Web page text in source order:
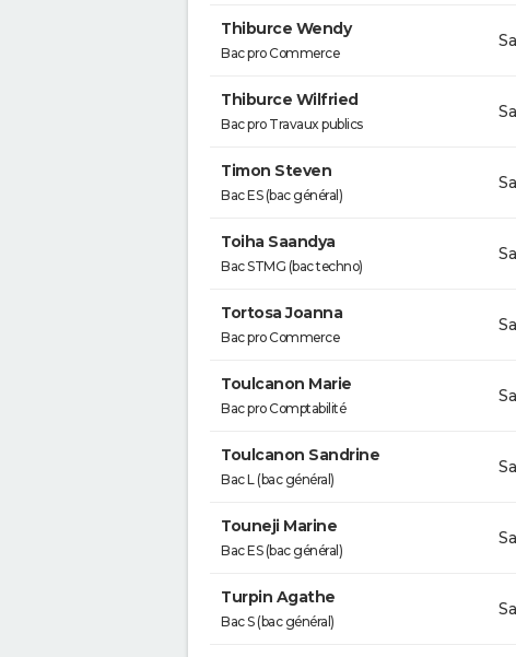
Thiburce Wendy
Bac pro Commerce
Thiburce Wilfried
Bac pro Travaux publics
Timon Steven
Bac ES (bac général)
Toiha Saandya
Bac STMG (bac techno)
Tortosa Joanna
Bac pro Commerce
Toulcanon Marie
Bac pro Comptabilité
Toulcanon Sandrine
Bac L (bac général)
Touneji Marine
Bac ES (bac général)
Turpin Agathe
Bac S (bac général)